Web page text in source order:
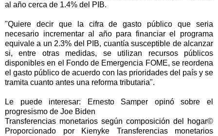
al año cerca de 1.4% del PIB.
"Quiere decir que la cifra de gasto público que seria
necesario incrementar al año para financiar el programa
equivale a un 2.3% del PIB, cuantía susceptible de alcanzar
si, entre otras medidas, se utilizan recursos públicos
disponibles en el Fondo de Emergencia FOME, se reordena
el gasto público de acuerdo con las prioridades del país y se
tramita cuanto antes una reforma tributaria".
Le puede interesar: Ernesto Samper opinó sobre el
progresismo de Joe Biden
Transferencias monetarios según composición del hogar©
Proporcionado por Kienyke Transferencias monetarios